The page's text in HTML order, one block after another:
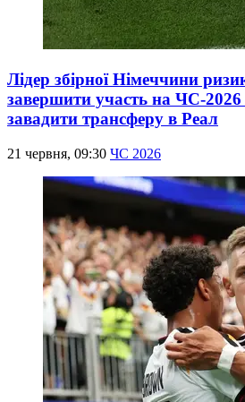
Лідер збірної Німеччини
завершити участь на ЧС-
завадити трансферу в Реал
21 червня, 09:30 ЧС 2026